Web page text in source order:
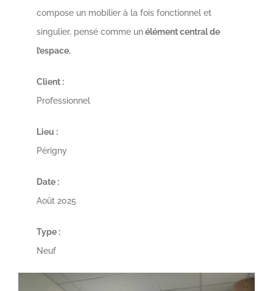
compose un mobilier à la fois fonctionnel et
singulier, pensé comme unélément central de
l’espace.
Client :
Professionnel
Lieu :
Périgny
Date :
Août 2025
Type :
Neuf